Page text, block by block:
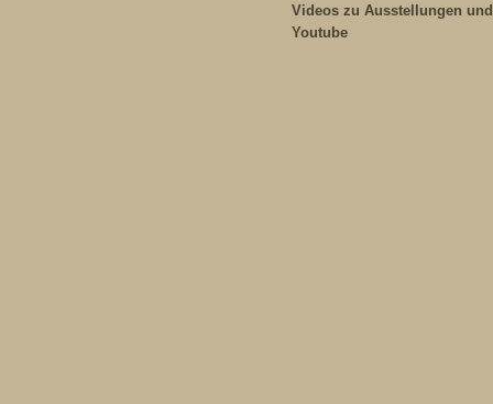
Videos zu Ausstellungen
Youtube